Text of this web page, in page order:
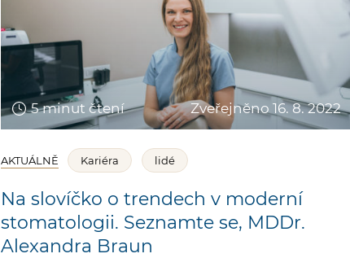
5 minut čtení Zveřejněno 16. 8. 2022
AKTUÁLNĚ Kariéra lidé
Na slovíčko o trendech v moderní
stomatologii. Seznamte se, MDDr.
Alexandra Braun